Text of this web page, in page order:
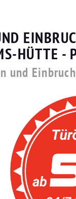
HÜTTE -
und